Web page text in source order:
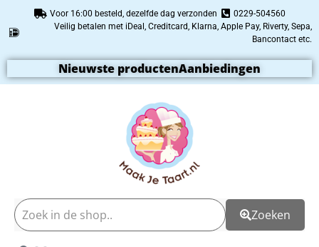
Voor 16:00 besteld, dezelfde dag verzonden
0229-504560
Veilig betalen met iDeal, Creditcard, Klarna, Apple Pay, Riverty, Sepa,
Bancontact etc.
Nieuwste productenAanbiedingen
Zoeken